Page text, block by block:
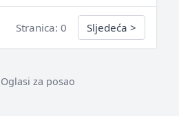
Stranica: 0 Sljedeća >
Oglasi za posao